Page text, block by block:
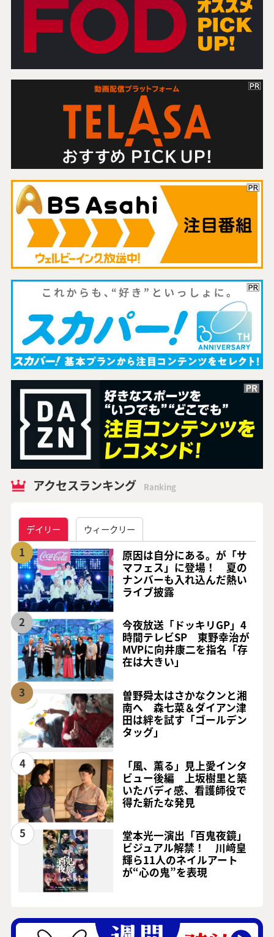
アクセスランキング Ranking
デイリー ウィークリー
1
原因は自分にある。が「サ
マフェス」に登場！ 夏の
ナンバーも入れ込んだ熱い
ライブ披露
2
今夜放送「ドッキリGP」4
時間テレビSP 東野幸治が
MVPに向井康二を指名「存
在は大きい」
3
曽野舜太はさかなクンと湘
南へ 森七菜＆ダイアン津
田は絆を試す「ゴールデン
タッグ」
4
「風、薫る」見上愛インタ
ビュー後編 上坂樹里と築
いたバディ感、看護師役で
得た新たな発見
5
堂本光一演出「百鬼夜鏡」
ビジュアル解禁！ 川﨑皇
輝ら11人のネイルアート
が“心の鬼”を表現